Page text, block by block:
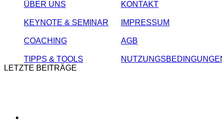
ÜBER UNS KONTAKT
KEYNOTE & SEMINAR IMPRESSUM
COACHING AGB
TIPPS & TOOLS
LETZTE BEITRÄGE